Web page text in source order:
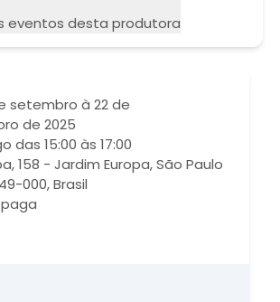
eventos desta produtora
setembro à 22 de
de 2025
das 15:00 às 17:00
158 - Jardim Europa, São Paulo
000, Brasil